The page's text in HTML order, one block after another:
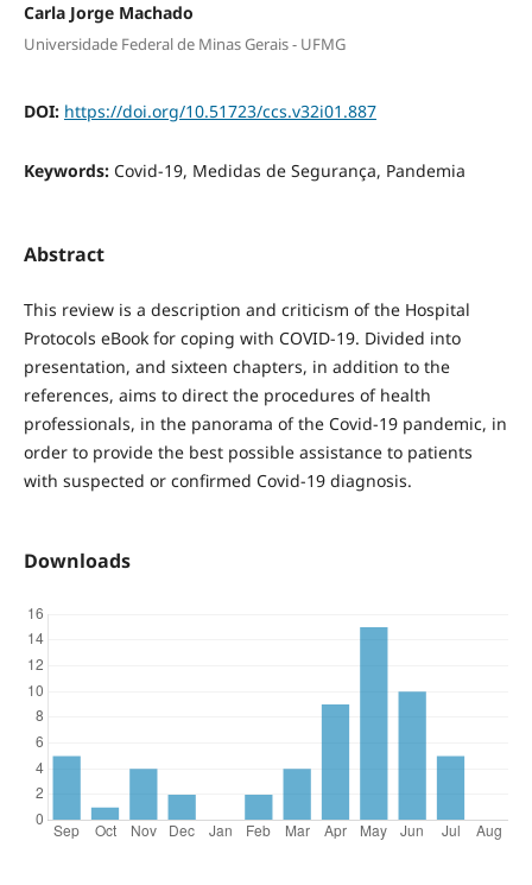
Carla Jorge Machado
Universidade Federal de Minas Gerais - UFMG
DOI: https://doi.org/10.51723/ccs.v32i01.887
Keywords: Covid-19, Medidas de Segurança, Pandemia
Abstract
This review is a description and criticism of the Hospital
Protocols eBook for coping with COVID-19. Divided into
presentation, and sixteen chapters, in addition to the
references, aims to direct the procedures of health
professionals, in the panorama of the Covid-19 pandemic, in
order to provide the best possible assistance to patients
with suspected or confirmed Covid-19 diagnosis.
Downloads